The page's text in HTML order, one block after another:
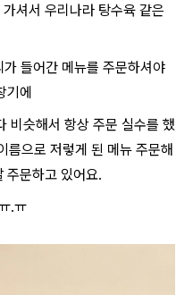
셔서 우리나라 탕수육 같은
들어간 메뉴를 주문하셔야
기에
비슷해서 항상 주문 실수를 했
름으로 저렇게 된 메뉴 주문해
주문하고 있어요.
.ㅠ